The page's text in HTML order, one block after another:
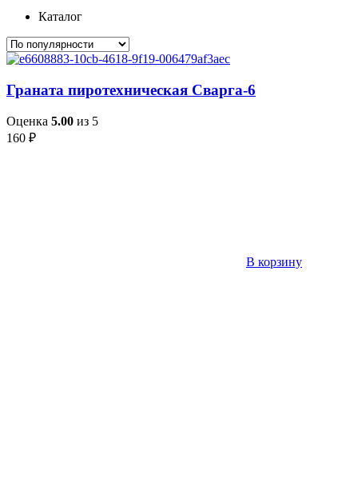
Каталог
Граната пиротехническая Сварга-6
Оценка 5.00 из 5
160 ₽
В корзину